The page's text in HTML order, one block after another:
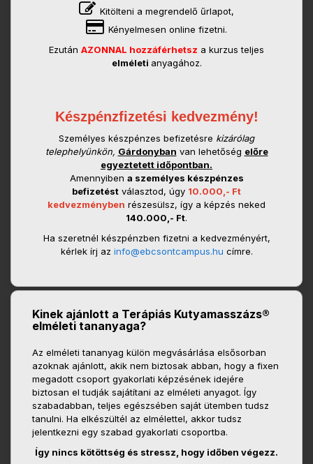
Kitölteni a megrendelő űrlapot,
Kényelmesen online fizetni.
Ezután AZONNAL hozzáférhetsz a kurzus teljes
elméleti anyagához.
Készpénzfizetési kedvezmény!
Személyes készpénzes befizetésre kizárólag
telephelyünkön, Gárdonyban van lehetőség előre
egyeztetett időpontban.
Amennyiben a személyes készpénzes
befizetést választod, úgy 10.000,- Ft
kedvezményben részesülsz, így a képzés neked
140.000,- Ft.
Ha szeretnél készpénzben fizetni a kedvezményért,
kérlek írj az info@ebcsontcampus.hu címre.
Kinek ajánlott a Terápiás Kutyamasszázs®
elméleti tananyaga?
Az elméleti tananyag külön megvásárlása elsősorban
azoknak ajánlott, akik nem biztosak abban, hogy a fixen
megadott csoport gyakorlati képzésének idejére
biztosan el tudják sajátítani az elméleti anyagot. Így
szabadabban, teljes egészsében saját ütemben tudsz
tanulni. Ha elkészültél az elmélettel, akkor tudsz
jelentkezni egy szabad gyakorlati csoportba.
Így nincs kötöttség és stressz, hogy időben végezz.